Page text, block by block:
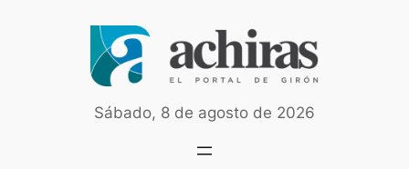
Sábado, 8 de agosto de 2026